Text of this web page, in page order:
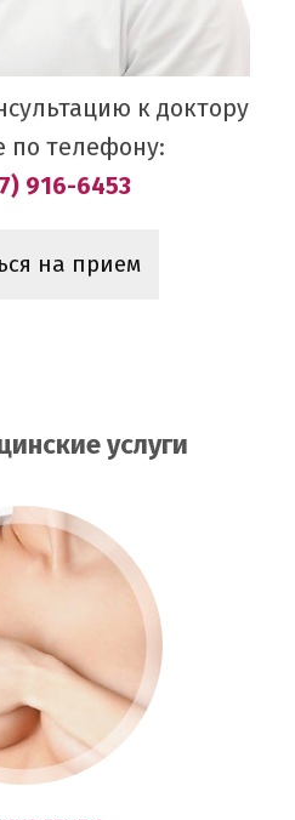
к доктору
по телефону:
916-6453
на прием
услуги